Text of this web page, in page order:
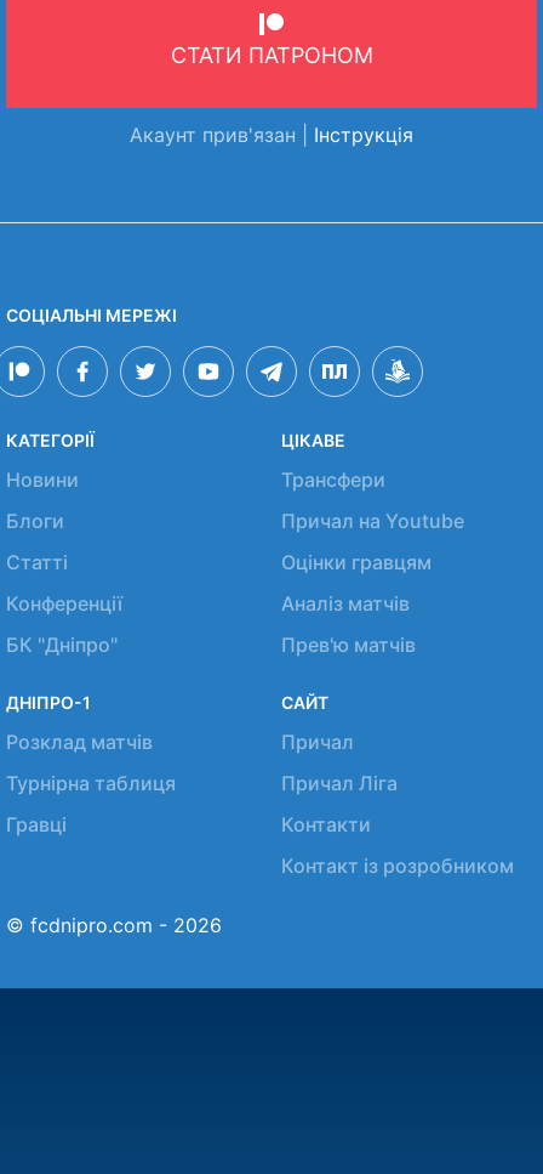
СТАТИ ПАТРОНОМ
Акаунт прив'язан | Інструкція
СОЦІАЛЬНІ МЕРЕЖІ
КАТЕГОРІЇ
Новини
Блоги
Статті
Конференції
БК "Дніпро"
ЦІКАВЕ
Трансфери
Причал на Youtube
Оцінки гравцям
Аналіз матчів
Прев'ю матчів
ДНІПРО-1
Розклад матчів
Турнірна таблиця
Гравці
САЙТ
Причал
Причал Ліга
Контакти
Контакт із розробником
© fcdnipro.com - 2026